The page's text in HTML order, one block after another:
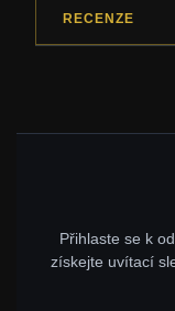
RECENZE
Přihlaste se k
získejte uvítací